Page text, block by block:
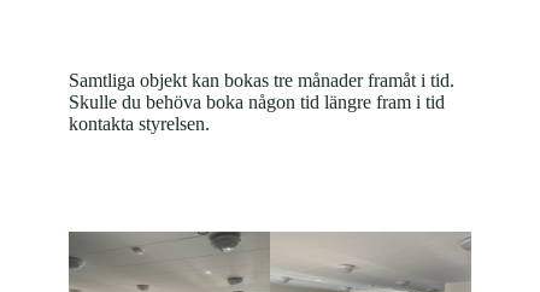
Samtliga objekt kan bokas tre månader framåt i tid.
Skulle du behöva boka någon tid längre fram i tid
kontakta styrelsen.